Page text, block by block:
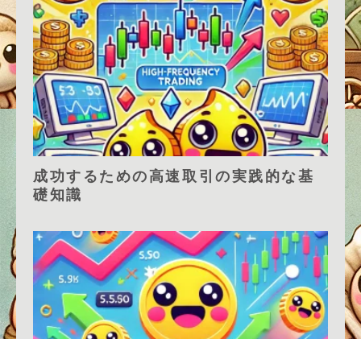
成功するための高速取引の実践的な基
礎知識